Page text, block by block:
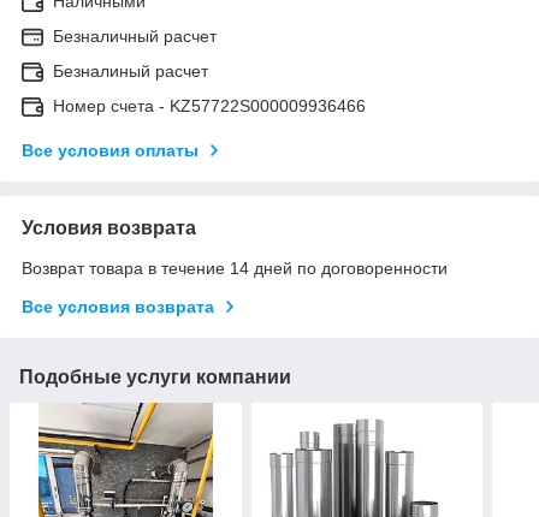
Безналичный расчет
Безналиный расчет
Номер счета - KZ57722S000009936466
Все условия оплаты
Условия возврата
Возврат товара в течение 14 дней по договоренности
Все условия возврата
Подобные услуги компании